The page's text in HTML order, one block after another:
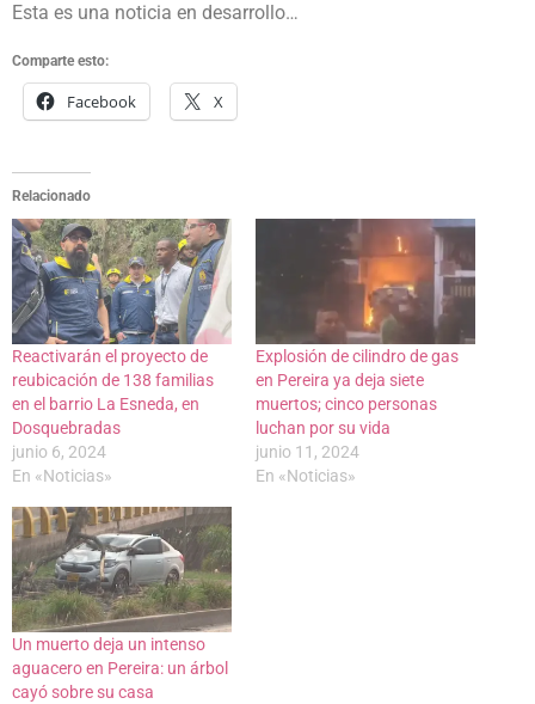
Esta es una noticia en desarrollo…
Comparte esto:
Facebook X
Relacionado
Reactivarán el proyecto de
reubicación de 138 familias
en el barrio La Esneda, en
Dosquebradas
junio 6, 2024
En «Noticias»
Explosión de cilindro de gas
en Pereira ya deja siete
muertos; cinco personas
luchan por su vida
junio 11, 2024
En «Noticias»
Un muerto deja un intenso
aguacero en Pereira: un árbol
cayó sobre su casa